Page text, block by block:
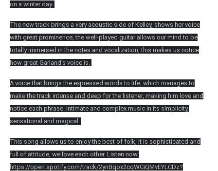
on a winter day.
The new track brings a very acoustic side of Kelley, shows her voice
with great prominence, the well-played guitar allows our mind to be
totally immersed in the notes and vocalization, this makes us notice
how great Garland's voice is.
A voice that brings the expressed words to life, which manages to
make the track intense and deep for the listener, making him love and
notice each phrase. Intimate and complex music in its simplicity,
sensational and magical.
This song allows us to enjoy the best of folk, it is sophisticated and
full of attitude, we love each other. Listen now:
https://open.spotify.com/track/2ynBqox2cqWCiQMvEYLCDz?